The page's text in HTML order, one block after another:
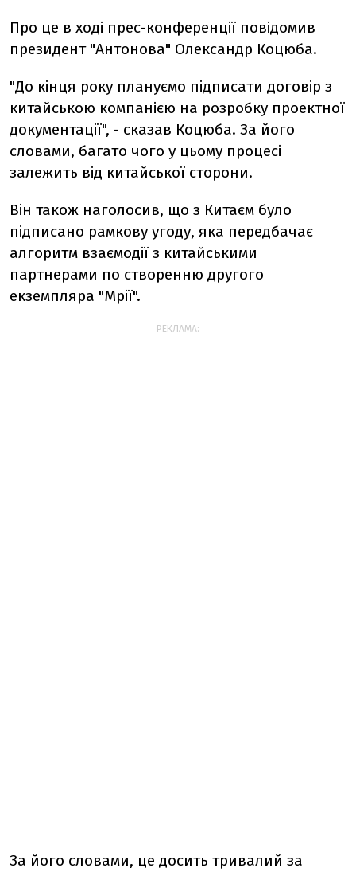
Про це в ході прес-конференції повідомив
президент "Антонова" Олександр Коцюба.
"До кінця року плануємо підписати договір з
китайською компанією на розробку проектної
документації", - сказав Коцюба. За його
словами, багато чого у цьому процесі
залежить від китайської сторони.
Він також наголосив, що з Китаєм було
підписано рамкову угоду, яка передбачає
алгоритм взаємодії з китайськими
партнерами по створенню другого
екземпляра "Мрії".
РЕКЛАМА:
За його словами, це досить тривалий за